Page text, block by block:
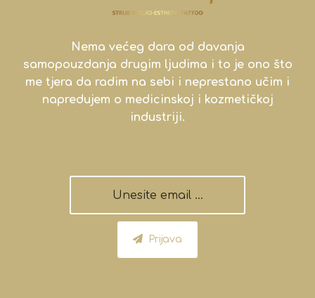
Nema većeg dara od davanja
samopouzdanja drugim ljudima i to je ono što
me tjera da radim na sebi i neprestano učim i
napredujem o medicinskoj i kozmetičkoj
industriji.
Prijava